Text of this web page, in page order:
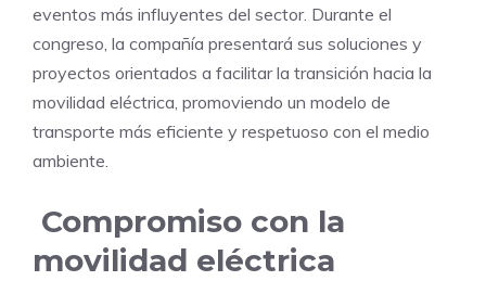
eventos más influyentes del sector. Durante el
congreso, la compañía presentará sus soluciones y
proyectos orientados a facilitar la transición hacia la
movilidad eléctrica, promoviendo un modelo de
transporte más eficiente y respetuoso con el medio
ambiente.
Compromiso con la
movilidad eléctrica